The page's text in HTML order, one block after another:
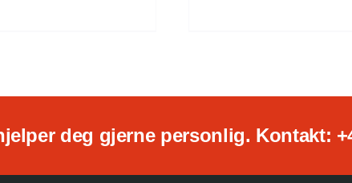
deg gjerne personlig. Kontakt: